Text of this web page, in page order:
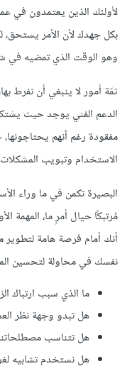
لأولئك الذين يعتمدون في
بكلجهدكلأن الأمريستحق،
وهوالوقت الذيتمضيه في
ثمّة أمورلاينبغي أننفرط
الدعم الفني يوجدحيث
مفقودة رغم أنهم يحتاجونها،
الاستخدام وتبويب المشكلات
البصيرةتكمن فيما وراء
مُرتبكًاحيال أمرٍما،المهمة
أنك أمام فرصةهامةلتطوير
نفسك فيمحاولةلتحسين
ما الذي سبب ارتباك
هلتبدووجهةنظر
هلتتناسب
هلنستخدمتشابيه